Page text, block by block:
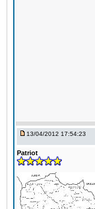
13/04/2012 17:54:23
Patriot